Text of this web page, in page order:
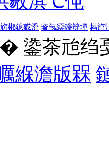
郴鎴戜滑 璇氬緛鑻辨墠 杩斿
鍌茶兘绉
緥澹版槑